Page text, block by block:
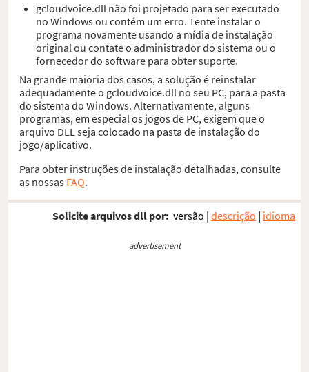
gcloudvoice.dll não foi projetado para ser executado
no Windows ou contém um erro. Tente instalar o
programa novamente usando a mídia de instalação
original ou contate o administrador do sistema ou o
fornecedor do software para obter suporte.
Na grande maioria dos casos, a solução é reinstalar
adequadamente o gcloudvoice.dll no seu PC, para a pasta
do sistema do Windows. Alternativamente, alguns
programas, em especial os jogos de PC, exigem que o
arquivo DLL seja colocado na pasta de instalação do
jogo/aplicativo.
Para obter instruções de instalação detalhadas, consulte
as nossas FAQ.
Solicite arquivos dll por: versão | descrição | idioma
advertisement